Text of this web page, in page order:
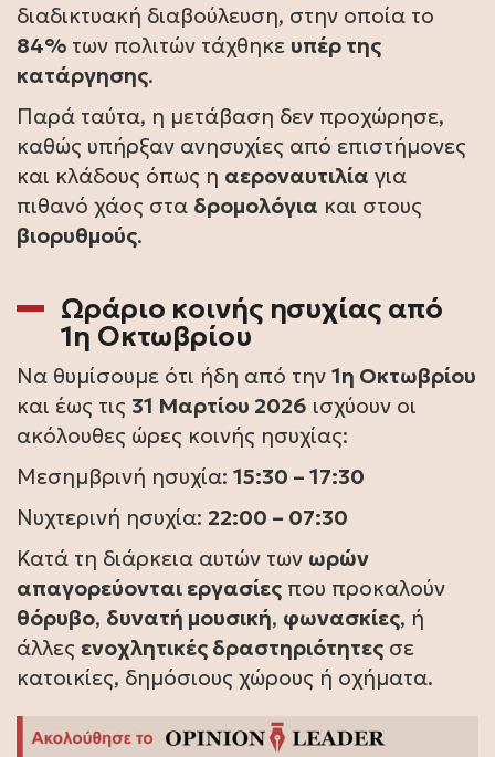
διαδικτυακή διαβούλευση, στην οποία το
84% των πολιτών τάχθηκε υπέρ της
κατάργησης.
Παρά ταύτα, η μετάβαση δεν προχώρησε,
καθώς υπήρξαν ανησυχίες από επιστήμονες
και κλάδους όπως η αεροναυτιλία για
πιθανό χάος στα δρομολόγια και στους
βιορυθμούς.
Ωράριο κοινής ησυχίας από
1η Οκτωβρίου
Να θυμίσουμε ότι ήδη από την 1η Οκτωβρίου
και έως τις 31 Μαρτίου 2026 ισχύουν οι
ακόλουθες ώρες κοινής ησυχίας:
Μεσημβρινή ησυχία: 15:30 – 17:30
Νυχτερινή ησυχία: 22:00 – 07:30
Κατά τη διάρκεια αυτών των ωρών
απαγορεύονται εργασίες που προκαλούν
θόρυβο, δυνατή μουσική, φωνασκίες, ή
άλλες ενοχλητικές δραστηριότητες σε
κατοικίες, δημόσιους χώρους ή οχήματα.